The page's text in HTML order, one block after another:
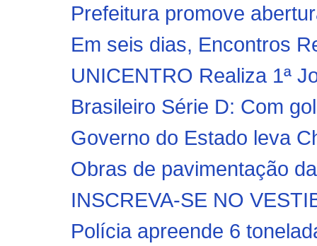
Prefeitura promove
Em seis dias, Encontros
UNICENTRO Realiza 1ª
Brasileiro Série D: Com
Governo do Estado leva
Obras de pavimentação
INSCREVA-SE NO
Polícia apreende 6